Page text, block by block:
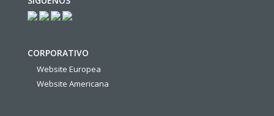
CORPORATIVO
Website Europea
Website Americana